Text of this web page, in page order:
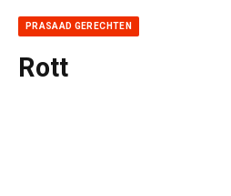
PRASAAD GERECHTEN
Rott